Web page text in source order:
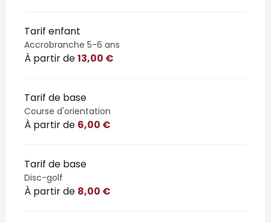
Tarif enfant
Accrobranche 5-6 ans
À partir de13,00 €
Tarif de base
Course d'orientation
À partir de 6,00 €
Tarif de base
Disc-golf
À partir de 8,00 €